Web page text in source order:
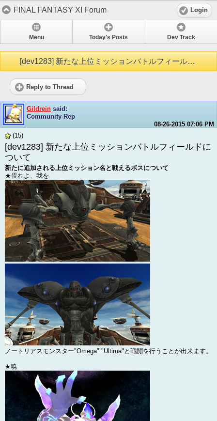
FINAL FANTASY XI Forum Login
Menu Today's Posts Dev Track
[dev1283] 新たな上位ミッションバトルフィールドについて
Reply to Thread
Gildrein said:
Community Rep
08-26-2015 07:06 PM
(15)
[dev1283] 新たな上位ミッションバトルフィールドに
ついて
新たに追加される上位ミッション名と戦えるボスについて
★畏れよ、我を
ノートリアスモンスター"Omega" "Ultima"と戦闘を行うことが出来ます。
★暁